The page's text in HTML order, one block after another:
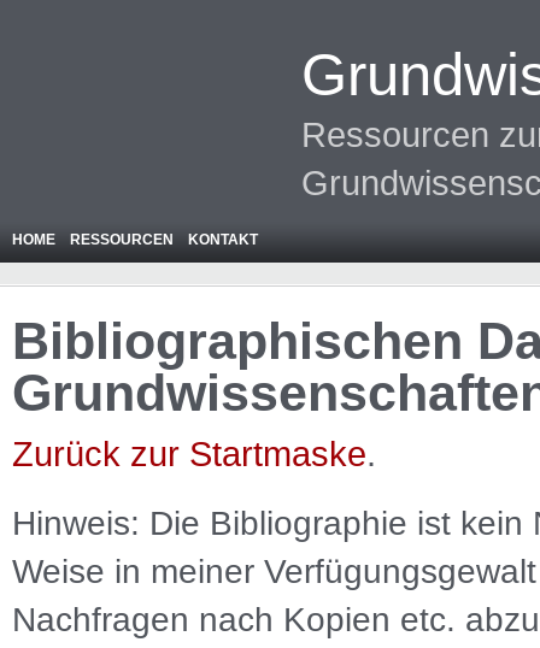
Ressourcen
HOME RESSOURCEN KONTAKT
Bibliographischen
Zurück zur Startmaske.
Hinweis: Die Bibliographie ist kein
Weise in meiner
Nachfragen nach Kopien etc.